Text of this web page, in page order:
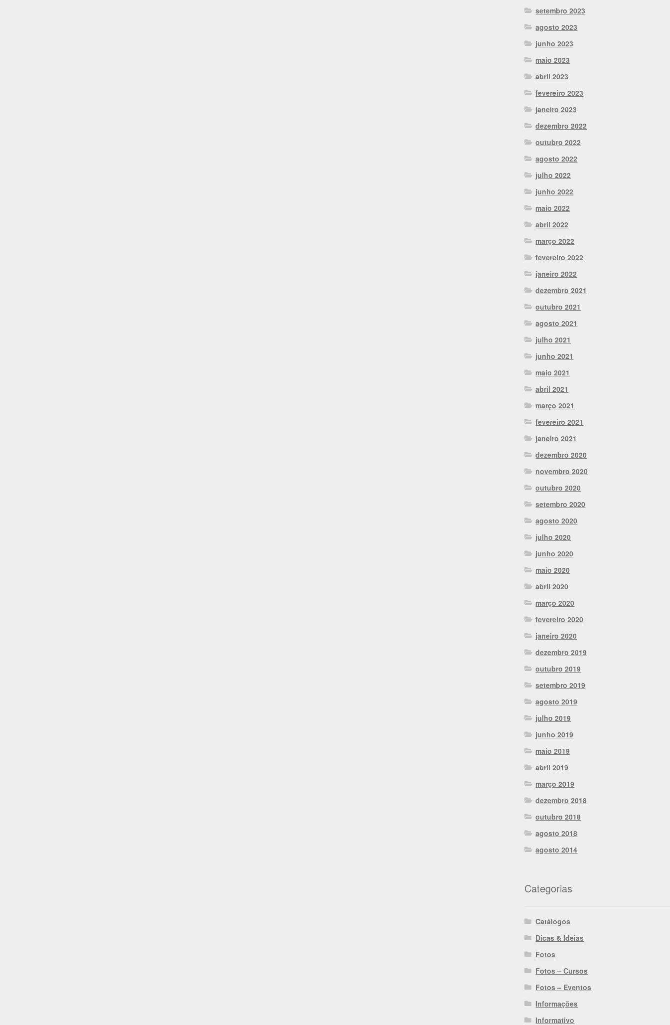
setembro 2023
agosto 2023
junho 2023
maio 2023
abril 2023
fevereiro 2023
janeiro 2023
dezembro 2022
outubro 2022
agosto 2022
julho 2022
junho 2022
maio 2022
abril 2022
março 2022
fevereiro 2022
janeiro 2022
dezembro 2021
outubro 2021
agosto 2021
julho 2021
junho 2021
maio 2021
abril 2021
março 2021
fevereiro 2021
janeiro 2021
dezembro 2020
novembro 2020
outubro 2020
setembro 2020
agosto 2020
julho 2020
junho 2020
maio 2020
abril 2020
março 2020
fevereiro 2020
janeiro 2020
dezembro 2019
outubro 2019
setembro 2019
agosto 2019
julho 2019
junho 2019
maio 2019
abril 2019
março 2019
dezembro 2018
outubro 2018
agosto 2018
agosto 2014
Categorias
Catálogos
Dicas & Ideias
Fotos
Fotos – Cursos
Fotos – Eventos
Informações
Informativo